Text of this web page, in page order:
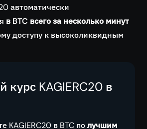
автоматически
в BTC всего за несколько минут
доступу к высоколиквидным
курс KAGIERC20 в
KAGIERC20 в BTC получшим